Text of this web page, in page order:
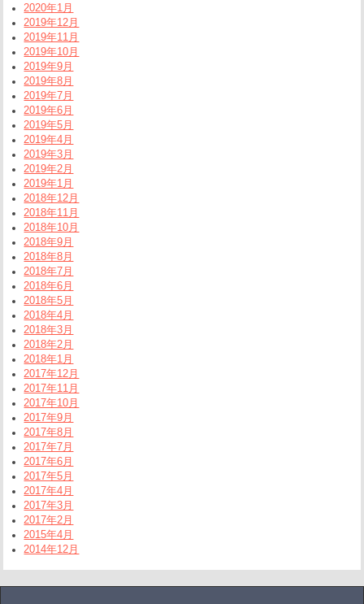
2020年1月
2019年12月
2019年11月
2019年10月
2019年9月
2019年8月
2019年7月
2019年6月
2019年5月
2019年4月
2019年3月
2019年2月
2019年1月
2018年12月
2018年11月
2018年10月
2018年9月
2018年8月
2018年7月
2018年6月
2018年5月
2018年4月
2018年3月
2018年2月
2018年1月
2017年12月
2017年11月
2017年10月
2017年9月
2017年8月
2017年7月
2017年6月
2017年5月
2017年4月
2017年3月
2017年2月
2015年4月
2014年12月